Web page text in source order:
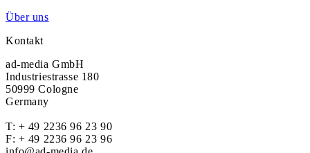
Über uns
Kontakt
ad-media GmbH
Industriestrasse 180
50999 Cologne
Germany
T: + 49 2236 96 23 90
F: + 49 2236 96 23 96